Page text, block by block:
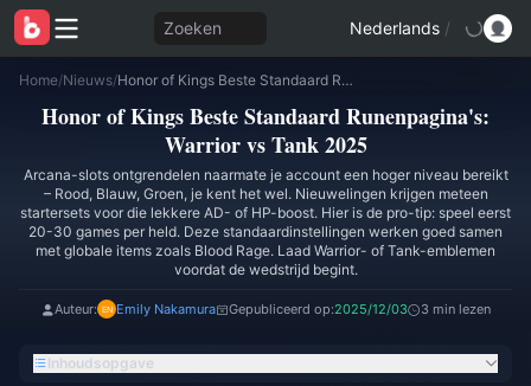
Zoeken Nederlands /
Home/Nieuws/ Honor of Kings Beste Standaard Runenpagina's: Warrior vs Tank 2025
Honor of Kings Beste Standaard Runenpagina's:
Warrior vs Tank 2025
Arcana-slots ontgrendelen naarmate je account een hoger niveau bereikt
– Rood, Blauw, Groen, je kent het wel. Nieuwelingen krijgen meteen
startersets voor die lekkere AD- of HP-boost. Hier is de pro-tip: speel eerst
20-30 games per held. Deze standaardinstellingen werken goed samen
met globale items zoals Blood Rage. Laad Warrior- of Tank-emblemen
voordat de wedstrijd begint.
Auteur: Emily Nakamura Gepubliceerd op:2025/12/03 3 min lezen
Inhoudsopgave